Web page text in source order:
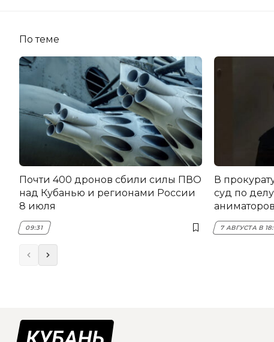
По теме
Почти 400 дронов сбили силы ПВО
над Кубанью и регионами России
8 июля
09:31
В
суд по
7 АВГУСТА В